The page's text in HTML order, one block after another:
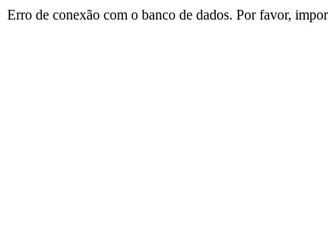
Erro de conexão com o banco de dados. Por favor,